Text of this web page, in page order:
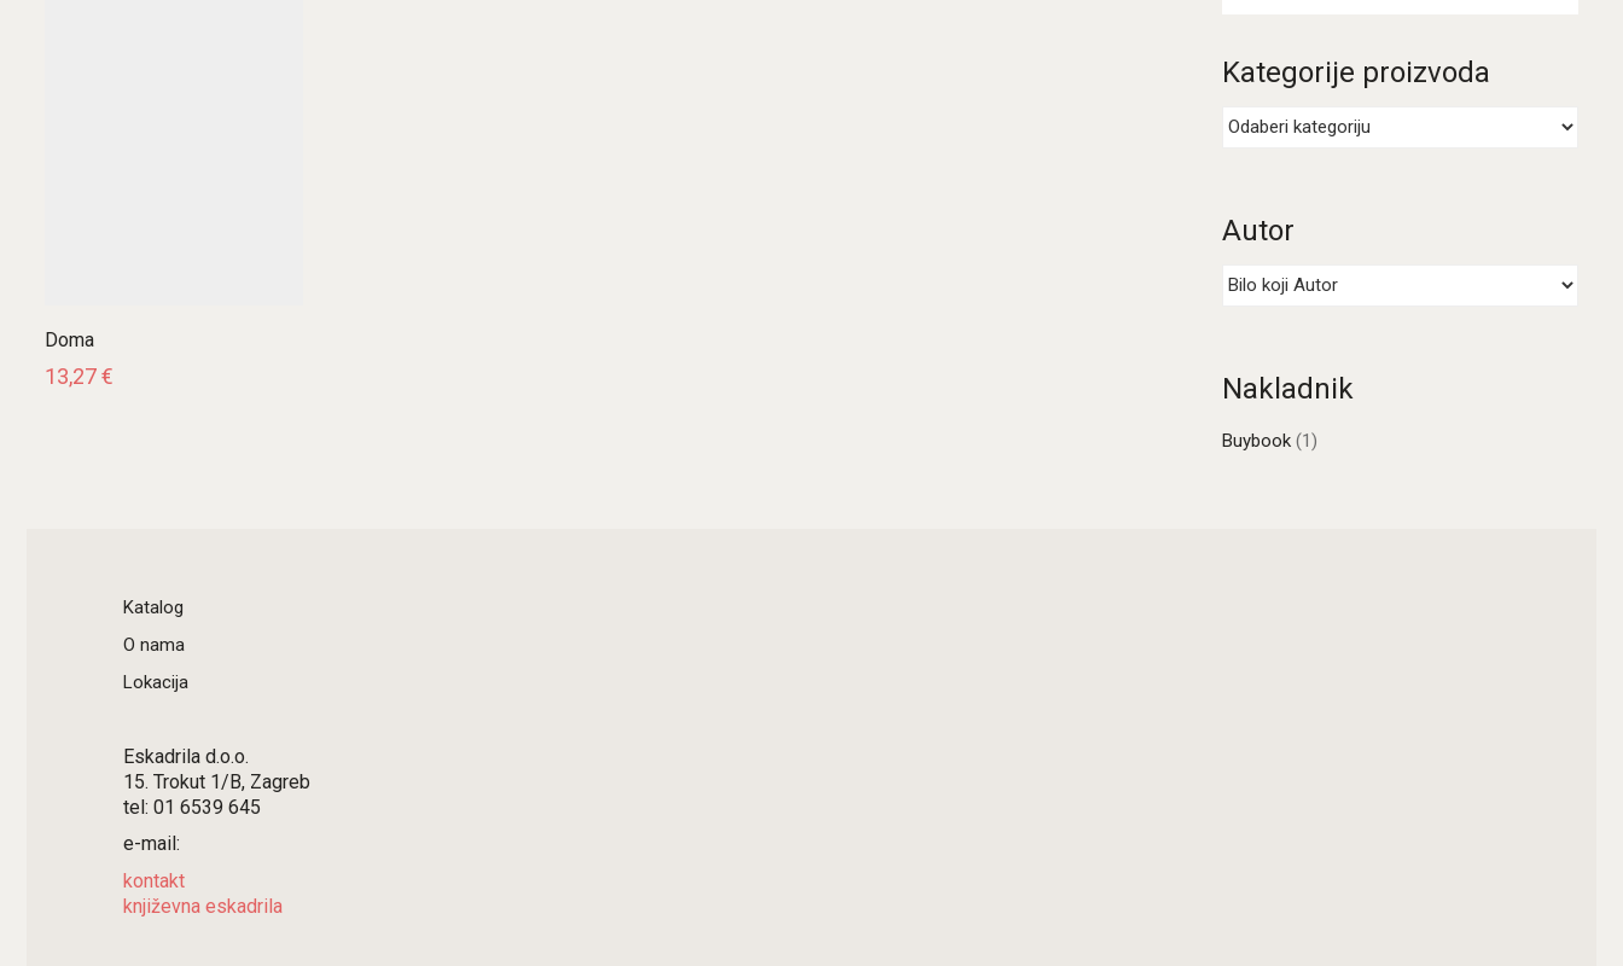
Doma
13,27€
Kategorije proizvoda
Autor
Nakladnik
Buybook (1)
Katalog
O nama
Lokacija
Eskadrila d.o.o.
15. Trokut 1/B, Zagreb
tel: 01 6539 645
e-mail:
kontakt
književna eskadrila